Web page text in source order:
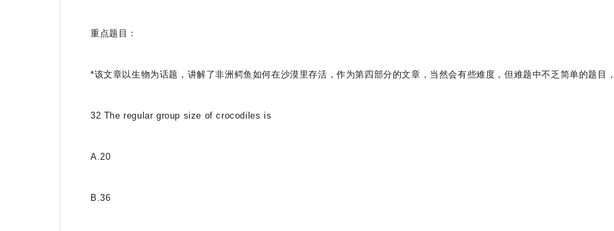
重点题目：
*该文章以生物为话题，讲解了非洲鳄鱼如何在沙漠里存活，作为第四部分的文章，当然会有些难度，但难题中不乏简单的题目
32 The regular group size of crocodiles is
A.20
B.36